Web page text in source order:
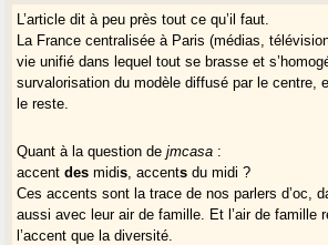
L’article dit à peu près tout ce qu’il faut.
La France centralisée à Paris (médias,
vie unifié dans lequel tout se brasse et
survalorisation du modèle diffusé par le centre,
le reste.
Quant à la question dejmcasa :
accentdes midis , accents du midi ?
Ces accents sont la trace de nos parlers d’oc,
aussi avec leur air de famille. Et l’air de famille
l’accent que la diversité.